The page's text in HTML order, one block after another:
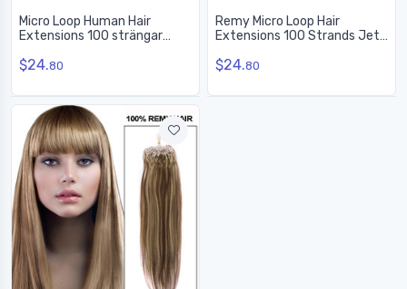
Micro Loop Human Hair
Extensions 100 strängar
Natursvart(#1B)
$24.80
Remy Micro Loop Hair
Extensions 100 Strands Jet
$24.80